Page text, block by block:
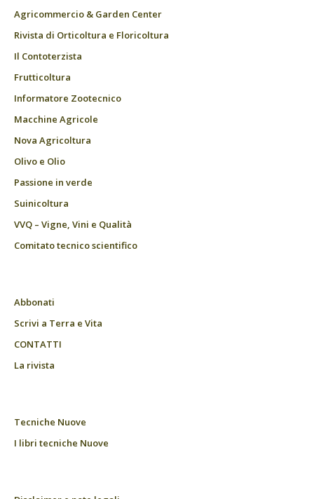
Agricommercio & Garden Center
Rivista di Orticoltura e Floricoltura
Il Contoterzista
Frutticoltura
Informatore Zootecnico
Macchine Agricole
Nova Agricoltura
Olivo e Olio
Passione in verde
Suinicoltura
VVQ – Vigne, Vini e Qualità
Comitato tecnico scientifico
Abbonati
Scrivi a Terra e Vita
CONTATTI
La rivista
Tecniche Nuove
I libri tecniche Nuove